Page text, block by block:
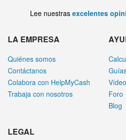
Lee nuestras excelentes
LA EMPRESA
Quiénes somos
Contáctanos
Colabora con HelpMyCash
Trabaja con nosotros
Foro
Blog
LEGAL